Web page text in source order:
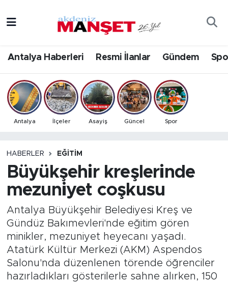
Antalya Haberleri Resmi İlanlar Gündem
Antalya İlçeler Asayiş Güncel Spor
HABERLER EĞITIM
Büyükşehir kreşlerinde
mezuniyet coşkusu
Antalya Büyükşehir Belediyesi Kreş ve
Gündüz Bakımevleri'nde eğitim gören
minikler, mezuniyet heyecanı yaşadı.
Atatürk Kültür Merkezi (AKM) Aspendos
Salonu'nda düzenlenen törende öğrenciler
hazırladıkları gösterilerle sahne alırken, 150
Bilim & Teknoloji
Eğitim
Ekonomi
Gündem
İlçeler
Kültür- Sanat
Magazin
Özel Haber
Antalya Hava Durumu
Antalya Namaz Vakitleri
Antalya Trafik Yoğunluk Haritası
Tüm Manşetler
Son Dakika Haberleri
Haber Arşivi